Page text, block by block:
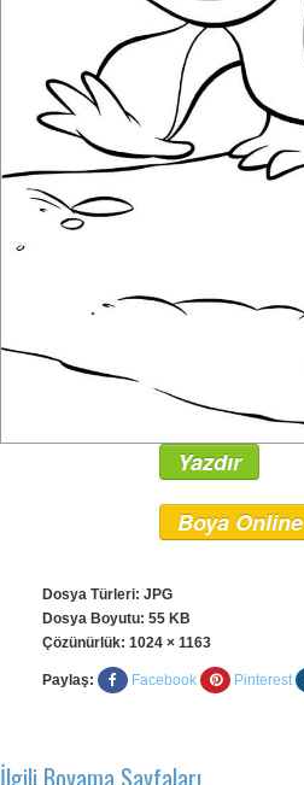
Yazdır
Boya Online
Dosya Türleri: JPG
Dosya Boyutu: 55 KB
Çözünürlük: 1024 × 1163
Paylaş: Facebook Pinterest